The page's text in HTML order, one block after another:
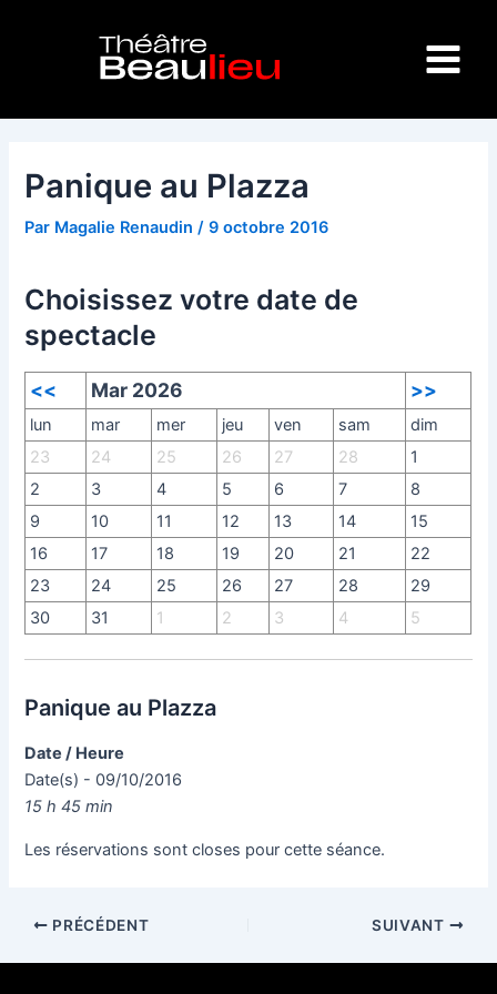
Menu
Panique au Plazza
Par Magalie Renaudin/9 octobre 2016
Choisissez votre date de
spectacle
<< Mar 2026 >>
lun mar mer jeu ven sam
dim
23
24 25 26 27 28
1
2
3 4 5 6 7
8
9
10 11 12 13 14
15
16
17 18 19 20 21
22
23
24 25 26 27 28
29
30
31 1 2 3 4 5
Panique au Plazza
Date / Heure
Date(s) - 09/10/2016
15 h 45 min
Les réservations sont closes pour cette séance.
PRÉCÉDENT SUIVANT